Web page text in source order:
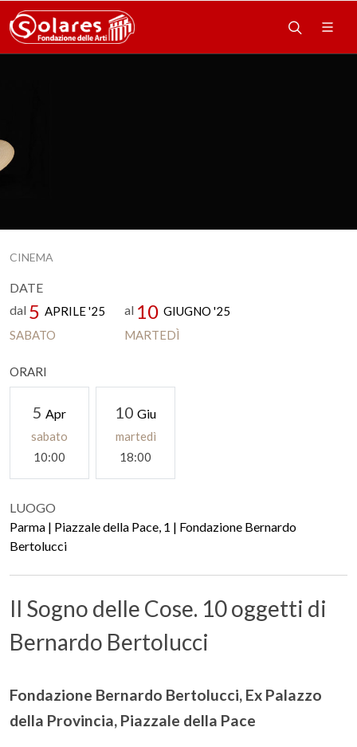
CINEMA
DATE
dal 5 APRILE '25
SABATO
al 10 GIUGNO '25
MARTEDÌ
ORARI
5 Apr
sabato
10:00
10 Giu
martedì
18:00
LUOGO
Parma | Piazzale della Pace, 1 | Fondazione Bernardo
Bertolucci
Il Sogno delle Cose. 10 oggetti di
Bernardo Bertolucci
Fondazione Bernardo Bertolucci, Ex Palazzo
della Provincia, Piazzale della Pace